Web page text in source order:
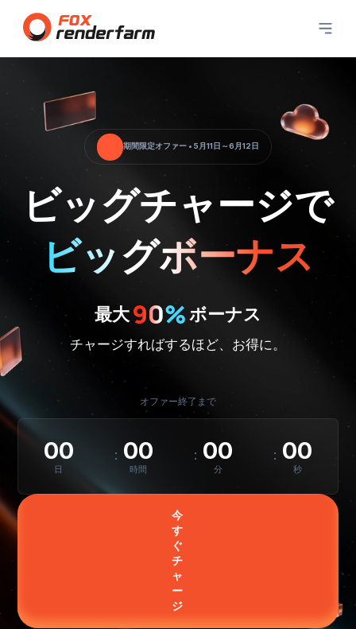
期間限定オファー • 5月11日～6月12日
ビッグチャージで
ビッグボーナス
最大 ボーナス
チャージすればするほど、お得に。
オファー終了まで
00
日
00
時間
00
分
00
秒
今
す
ぐ
チ
ャ
ー
ジ